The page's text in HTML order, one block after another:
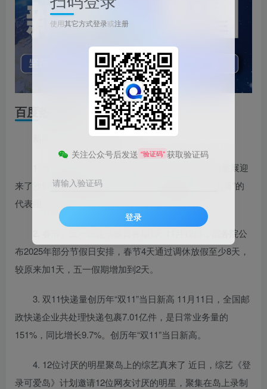
百度热搜新闻
新闻来源：百度热搜榜
1. 珠海航展“榜一大哥”来进货了 11月12日，珠海航展迎
来了沙特阿拉伯的官方代表团，这个被戏称为“榜一大哥”的
代表团，以其强大的购买力，成为了全场的焦点。
2. 春节、五一法定节假日各加1天 11月12日，国务院公
布2025年部分节假日安排，春节4天通过调休放假至少8天，
较原来加1天，五一假期增加到2天。
3. 双11快递量创历年“双11”当日新高 11月11日，全国邮
政快递企业共处理快递包裹7.01亿件，是日常业务量的
151%，同比增长9.7%。创历年“双11”当日新高。
4. 12位讨厌的明星聚岛上的综艺真来了 近日，综艺《登
录可爱岛》计划邀请12位网友讨厌的明星，聚集在岛上录制
使用其它方式登录或注册
关注公众号后发送 “验证码” 获取验证码
请输入验证码
登录